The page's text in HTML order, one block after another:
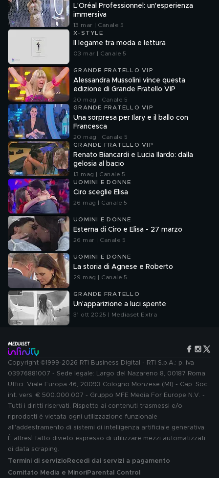
L'Oréal Professionnel: un'esperienza
immersiva
13 mar | Canale 5
X-STYLE
Il legame tra moda e lettura
03 mar | Canale 5
GRANDE FRATELLO VIP
Alessandra Mussolini vince questa
edizione di Grande Fratello VIP
20 mag | Canale 5
GRANDE FRATELLO VIP
Una sorpresa per Ilary e il ballo con
Francesca
20 mag | Canale 5
GRANDE FRATELLO VIP
Renato Biancardi e Lucia Ilardo: dalla
gelosia al bacio
13 mag | Canale 5
UOMINI E DONNE
Ciro sceglie Elisa
26 mag | Canale 5
UOMINI E DONNE
Esterna di Ciro e Elisa - 27 marzo
26 mar | Canale 5
UOMINI E DONNE
La storia di Agnese e Roberto
29 mag | Canale 5
GRANDE FRATELLO
Un'apparizione a luci spente
31 ott 2025 | Mediaset Extra
Copyright ©1999-2026 RTI Business Digital - RTI S.p.A.: p. iva
03976881007 - Sede legale: Largo del Nazareno 8, 00187 Roma.
Uffici: Viale Europa 46, 20093 Cologno Monzese (MI) - Cap. Soc.
int. vers. € 500.000.007 - Gruppo MFE Media For Europe N.V. -
Tutti i diritti riservati. Rispetto ai contenuti trasmessi e/o
riprodotti è vietata ogni utilizzazione funzionale
all'addestramento di sistemi di intelligenza artificiale generativa.
È altresì fatto divieto espresso di utilizzare mezzi automatizzati
di data scraping.
Termini di servizio Recedi dai servizi a pagamento
Comitato Media e MinoriParental Control